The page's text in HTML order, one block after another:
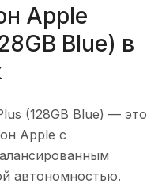
Apple
Blue) в
(128GB Blue) — это
Apple с
автономностью.